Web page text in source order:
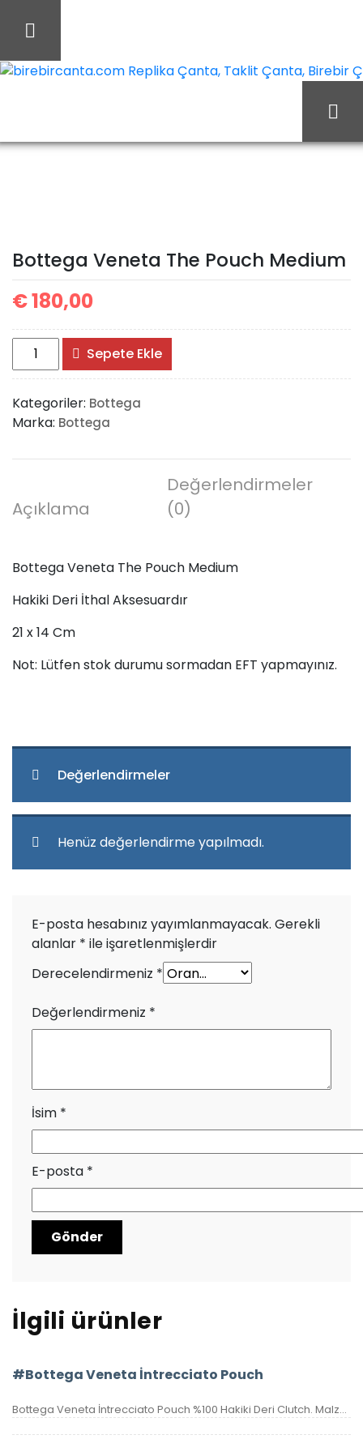
Medium
Bottega Veneta The Pouch Medium
€180,00
Bottega
Veneta
The
Pouch
Medium
Sepete Ekle
Kategoriler: Bottega
Marka: Bottega
Açıklama
Değerlendirmeler
(0)
Bottega Veneta The Pouch Medium
Hakiki Deri İthal Aksesuardır
21 x 14 Cm
Not: Lütfen stok durumu sormadan EFT yapmayınız.
Değerlendirmeler
Henüz değerlendirme yapılmadı.
E-posta hesabınız yayımlanmayacak. Gerekli
alanlar * ile işaretlenmişlerdir
Derecelendirmeniz *
Değerlendirmeniz *
İsim *
E-posta *
İlgili ürünler
#Bottega Veneta İntrecciato Pouch
Bottega Veneta İntrecciato Pouch %100 Hakiki Deri Clutch. Malzemesi el örgüsü, hakiki kuzu derisidir. Ölçüsü 20×15 cm dir. Kutulu, toz torbalı, sertifikalıdır.